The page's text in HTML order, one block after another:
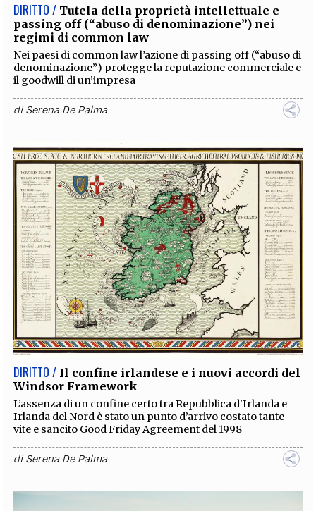
DIRITTO / Tutela della proprietà intellettuale e
passing off (“abuso di denominazione”) nei
regimi di common law
Nei paesi di common law l’azione di passing off (“abuso di
denominazione”) protegge la reputazione commerciale e
il goodwill di un’impresa
diSerena De Palma
DIRITTO / Il confine irlandese e i nuovi accordi del
Windsor Framework
L’assenza di un confine certo tra Repubblica d'Irlanda e
Irlanda del Nord è stato un punto d’arrivo costato tante
vite e sancito Good Friday Agreement del 1998
diSerena De Palma